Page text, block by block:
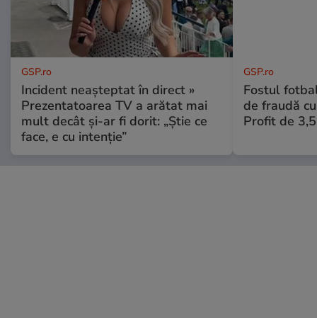
GSP.ro
Incident neașteptat în direct »
Prezentatoarea TV a arătat mai
mult decât și-ar fi dorit: „Știe ce
face, e cu intenție”
GSP.ro
Fostul
de fraudă
Profit de